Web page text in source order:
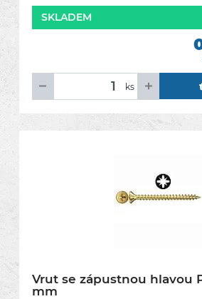
SKLADEM
ks
Vrut se zápustnou hlavou
mm